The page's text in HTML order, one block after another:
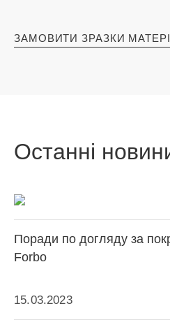
ЗАМОВИТИ ЗРАЗКИ
Останні
Поради по догляду за
Forbo
15.03.2023